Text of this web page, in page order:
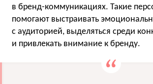
в бренд-коммуникациях. Такие
помогают выстраивать
с аудиторией, выделяться среди
и привлекать внимание к бренду.